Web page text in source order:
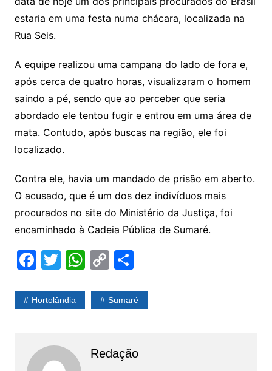
estaria em uma festa numa chácara, localizada na
Rua Seis.
A equipe realizou uma campana do lado de fora e,
após cerca de quatro horas, visualizaram o homem
saindo a pé, sendo que ao perceber que seria
abordado ele tentou fugir e entrou em uma área de
mata. Contudo, após buscas na região, ele foi
localizado.
Contra ele, havia um mandado de prisão em aberto.
O acusado, que é um dos dez indivíduos mais
procurados no site do Ministério da Justiça, foi
encaminhado à Cadeia Pública de Sumaré.
F
c
o
T
itt
W
at
p
C
p
n
S
ar
Hortolândia Sumaré
Redação